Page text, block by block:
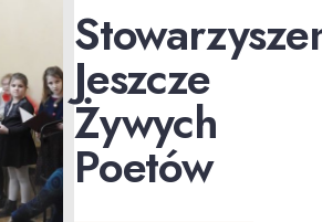
Jeszcze
Żywych
Poetów